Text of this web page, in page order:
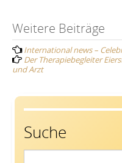
Post
navigation
Weitere Beiträge
International news –
Der Therapiebegleiter
und Arzt
Suche